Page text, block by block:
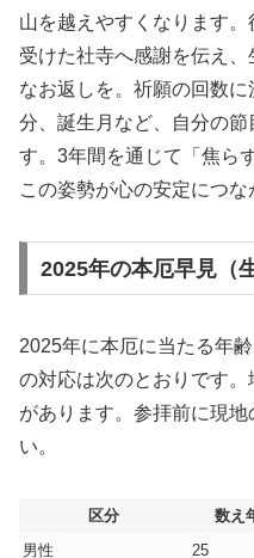
山を越えやすくなります
受けた社寺へ感謝を伝え
なお返しを。祈願の回数
分、誕生月など、自分の
す。3年間を通じて「焦ら
この姿勢が心の安定につな
2025年の本厄早見（
2025年に本厄に当たる年
の対応は次のとおりです
があります。参拝前に現
い。
区分 数え
男性
25